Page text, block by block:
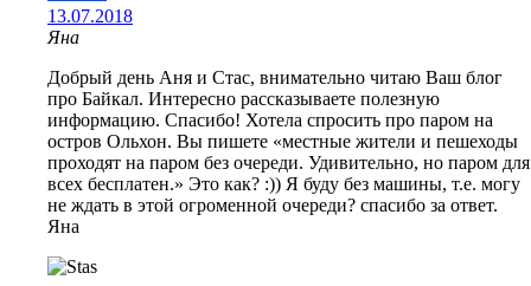
13.07.2018
Яна
Добрый день Аня и Стас, внимательно читаю Ваш блог
про Байкал. Интересно рассказываете полезную
информацию. Спасибо! Хотела спросить про паром на
остров Ольхон. Вы пишете «местные жители и пешеходы
проходят на паром без очереди. Удивительно, но паром для
всех бесплатен.» Это как? :)) Я буду без машины, т.е. могу
не ждать в этой огроменной очереди? спасибо за ответ.
Яна